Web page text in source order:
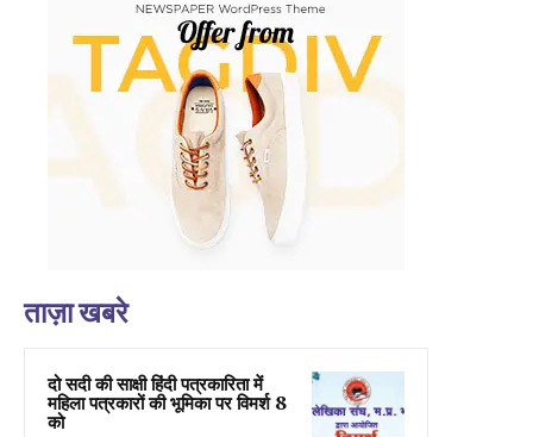
ताज़ा खबरे
दो सदी की साक्षी हिंदी पत्रकारिता में
महिला पत्रकारों की भूमिका पर विमर्श 8
को